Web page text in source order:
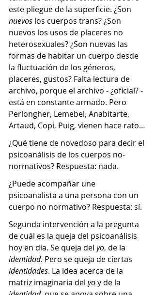
este pliegue de la superficie. ¿Son
nuevos los cuerpos trans? ¿Son
nuevos los usos de placeres no
heterosexuales? ¿Son nuevas las
formas de habitar un cuerpo desde
la fluctuación de los géneros,
placeres, gustos? Falta lectura de
archivo, porque el archivo - ¿oficial? -
está en constante armado. Pero
Perlongher, Lemebel, Anabitarte,
Artaud, Copi, Puig, vienen hace rato…
¿Qué tiene de novedoso para decir el
psicoanálisis de los cuerpos no-
normativos? Respuesta: nada.
¿Puede acompañar une
psicoanalista a una persona con un
cuerpo no normativo? Respuesta: sí.
Segunda intervención a la pregunta
de cuál es la queja del psicoanálisis
hoy en día. Se queja del yo, de la
identidad. Pero se queja de ciertas
identidades. La idea acerca de la
matriz imaginaria del yo y de la